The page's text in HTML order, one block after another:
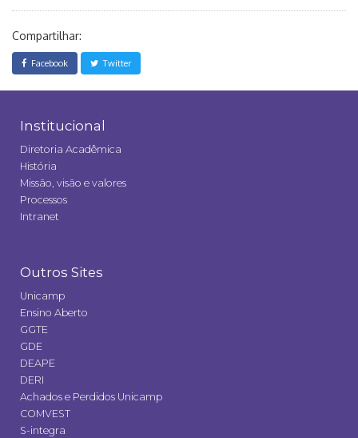
Compartilhar:
Facebook Twitter
Institucional
Diretoria Acadêmica
História
Missão, visão e valores
Processos
Intranet
Outros Sites
Unicamp
Ensino Aberto
GGTE
GDE
DEAPE
DERI
Achados e Perdidos Unicamp
COMVEST
S-integra